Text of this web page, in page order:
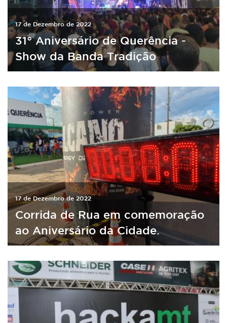
17 de Dezembro de 2022
31° Aniversário de Querência -
Show da Banda Tradição
17 de Dezembro de 2022
Corrida de Rua em comemoração
ao Aniversário da Cidade.